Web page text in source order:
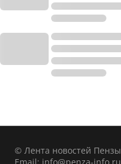
© Лента новостей Пензы